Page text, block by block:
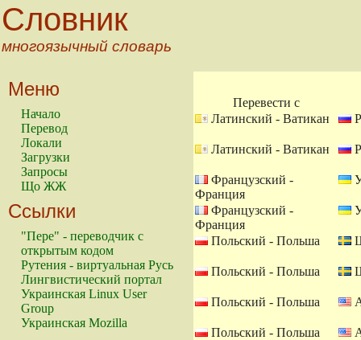
Словник
многоязычный словарь
Меню
Начало
Перевод
Локали
Загрузки
Запросы
Що ЖЖ
Ссылки
"Пере" - переводчик с
открытым кодом
Рутения - виртуальная Русь
Лингвистический портал
Украинская Linux User
Group
Украинская Mozilla
Перевести с
Латинский - Ватикан
Латинский - Ватикан
Французский -
Франция
Французский -
Франция
Польский - Польша
Польский - Польша
Польский - Польша
Польский - Польша